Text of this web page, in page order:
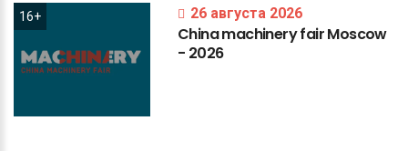
16+ 26 августа 2026
ChinamachineryfairMoscow
- 2026